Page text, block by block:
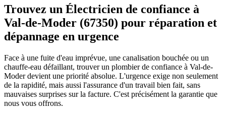
Trouvez un Électricien de confiance à
Val-de-Moder (67350) pour réparation et
dépannage en urgence
Face à une fuite d'eau imprévue, une canalisation bouchée ou un
chauffe-eau défaillant, trouver un plombier de confiance à Val-de-
Moder devient une priorité absolue. L'urgence exige non seulement
de la rapidité, mais aussi l'assurance d'un travail bien fait, sans
mauvaises surprises sur la facture. C'est précisément la garantie que
nous vous offrons.